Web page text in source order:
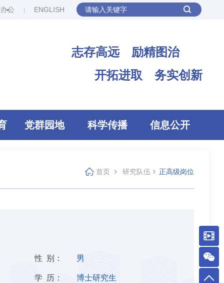
公 ENGLISH
志存高远 励精图治
开拓进取 务实创新
党群园地 科学传播 信息公开
首页 研究队伍 正高级岗位
性 别： 男
学 历： 博士研究生